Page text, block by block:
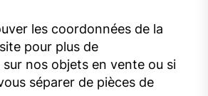
les coordonnées de la
pour plus de
nos objets en vente ou si
séparer de pièces de